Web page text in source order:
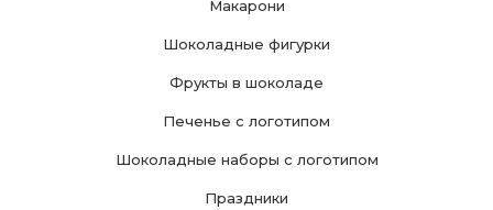
Макарони
Шоколадные фигурки
Фрукты в шоколаде
Печенье с логотипом
Шоколадные наборы с логотипом
Праздники